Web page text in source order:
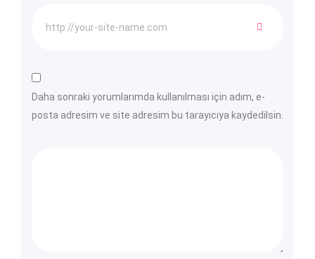
Daha sonraki yorumlarımda kullanılması için adım, e-
posta adresim ve site adresim bu tarayıcıya kaydedilsin.